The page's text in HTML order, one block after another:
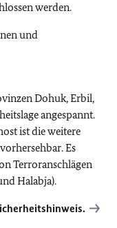
werden.
und
Dohuk, Erbil,
angespannt.
ist die weitere
Es
Terroranschlägen
Halabja).